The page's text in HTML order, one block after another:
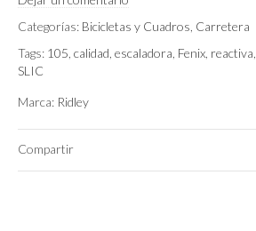
Categorías: Bicicletas y Cuadros, Carretera
Tags: 105, calidad, escaladora, Fenix, reactiva,
SLIC
Marca: Ridley
Compartir